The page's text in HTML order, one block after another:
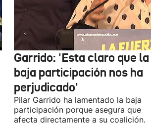
Garrido: 'Esta claro que la
baja participación nos ha
perjudicado'
Pilar Garrido ha lamentado la baja
participación porque asegura que
afecta directamente a su coalición.